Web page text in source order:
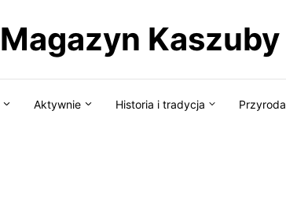
Magazyn Kaszuby
Aktywnie Historia i tradycja Przyroda